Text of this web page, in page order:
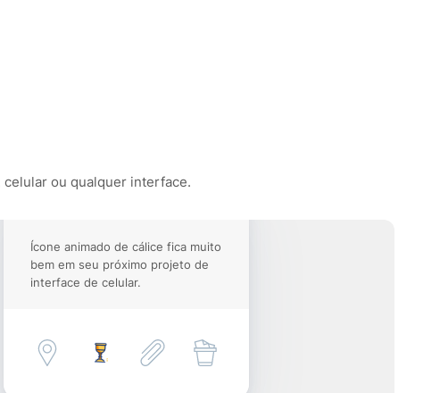
ou qualquer interface.
Ícone animado de cálice fica muito
bem em seu próximo projeto de
interface de celular.